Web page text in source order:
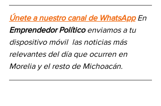
Únete a nuestro canal de WhatsApp En
Emprendedor Político enviamos a tu
dispositivo móvil las noticias más
relevantes del día que ocurren en
Morelia y el resto de Michoacán.